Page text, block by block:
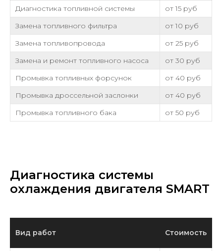
Диагностика топливной системы
от 15 руб
Замена топливного фильтра
от 10 руб
Замена топливопровода
от 25 руб
Замена и ремонт топливного насоса
от 30 руб
Промывка топливных форсунок
от 40 руб
Промывка дроссельной заслонки
от 40 руб
Промывка топливного бака
от 50 руб
Диагностика системы
охлаждения двигателя SMART
Вид работ Стоимость